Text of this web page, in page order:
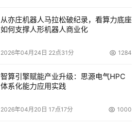
从亦庄机器人马拉松破纪录，看算力底座
如何支撑人形机器人商业化
2026年04月24日 22点31分 1284
智算引擎赋能产业升级：思源电气HPC
体系化能力应用实践
2026年04月20日 17点17分 1000